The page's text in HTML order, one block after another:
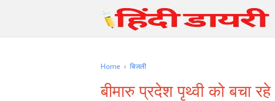
Home › बिजली
बीमारु प्रदेश पृथ्वी को बचा